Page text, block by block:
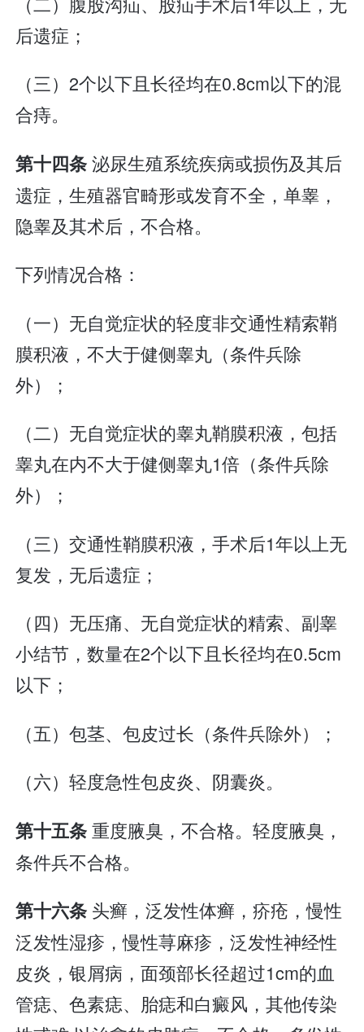
后遗症；
（三）2个以下且长径均在0.8cm以下的混
合痔。
第十四条泌尿生殖系统疾病或损伤及其后
遗症，生殖器官畸形或发育不全，单睾，
隐睾及其术后，不合格。
下列情况合格：
（一）无自觉症状的轻度非交通性精索鞘
膜积液，不大于健侧睾丸（条件兵除
外）；
（二）无自觉症状的睾丸鞘膜积液，包括
睾丸在内不大于健侧睾丸1倍（条件兵除
外）；
（三）交通性鞘膜积液，手术后1年以上无
复发，无后遗症；
（四）无压痛、无自觉症状的精索、副睾
小结节，数量在2个以下且长径均在0.5cm
以下；
（五）包茎、包皮过长（条件兵除外）；
（六）轻度急性包皮炎、阴囊炎。
第十五条重度腋臭，不合格。轻度腋臭，
条件兵不合格。
第十六条 头癣，泛发性体癣，疥疮，慢性
泛发性湿疹，慢性荨麻疹，泛发性神经性
皮炎，银屑病，面颈部长径超过1cm的血
管痣、色素痣、胎痣和白癜风，其他传染